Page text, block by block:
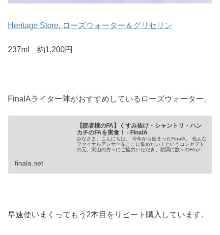
Heritage Store, ローズウォーター＆グリセリン
237ml 約1,200円
FinalAライター陣がおすすめしているローズウォーター。
【読者様のFA】くすみ抜け・シャントリ・ハン
カチのFAを実食！ - FinalA
みなさま、こんにちは。 今年から始まったFinalA。 色んな
ファイナルアンサーをここに集めたい！というコンセプト
の元、沢山の方々にご協力いただき、順調に数々のFAが集
finala.net
早速使いまくってもう2本目をリピート購入しています。